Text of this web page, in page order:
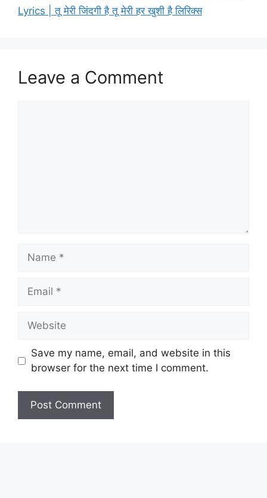
Lyrics | तू मेरी जिंदगी है तू मेरी हर खुशी है लिरिक्स
Leave a Comment
Name
Email
Website
Save my name, email, and website in this
browser for the next time I comment.